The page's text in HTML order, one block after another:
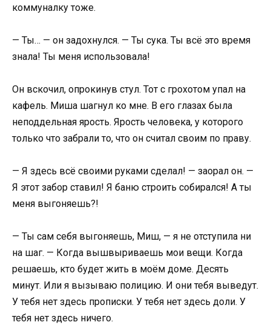
коммуналку тоже.
— Ты… — он задохнулся. — Ты сука. Ты всё это время
знала! Ты меня использовала!
Он вскочил, опрокинув стул. Тот с грохотом упал на
кафель. Миша шагнул ко мне. В его глазах была
неподдельная ярость. Ярость человека, у которого
только что забрали то, что он считал своим по праву.
— Я здесь всё своими руками сделал! — заорал он. —
Я этот забор ставил! Я баню строить собирался! А ты
меня выгоняешь?!
— Ты сам себя выгоняешь, Миш, — я не отступила ни
на шаг. — Когда вышвыриваешь мои вещи. Когда
решаешь, кто будет жить в моём доме. Десять
минут. Или я вызываю полицию. И они тебя выведут.
У тебя нет здесь прописки. У тебя нет здесь доли. У
тебя нет здесь ничего.